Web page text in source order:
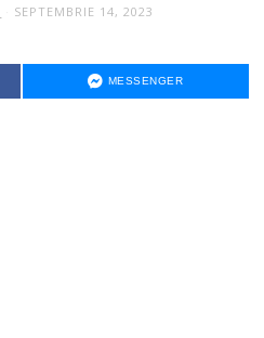
SEPTEMBRIE 14, 2023
MESSENGER